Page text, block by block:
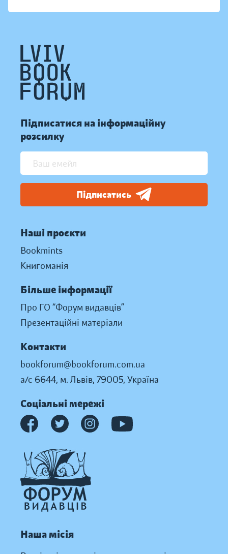
Підписатися на інформаційну
розсилку
Підписатись
Наші проєкти
Bookmints
Книгоманія
Більше інформації
Про ГО “Форум видавців”
Презентаційні матеріали
Контакти
bookforum@bookforum.com.ua
а/с 6644, м. Львів, 79005, Україна
Соціальні мережі
Наша місія